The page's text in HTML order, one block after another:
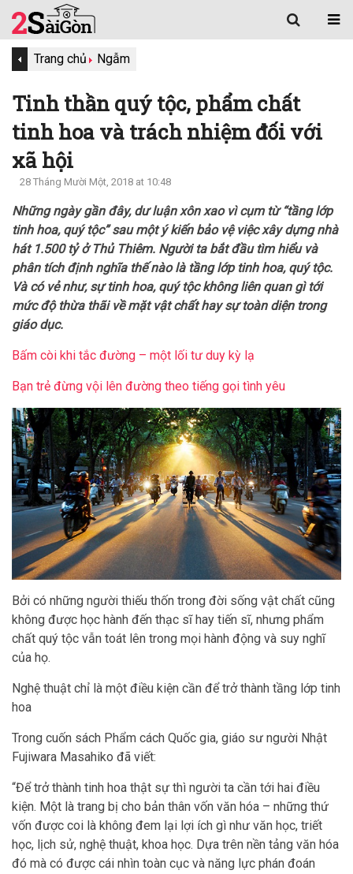
Trang chủ Ngẫm
Tinh thần quý tộc, phẩm chất
tinh hoa và trách nhiệm đối với
xã hội
28 Tháng Mười Một, 2018 at 10:48
Những ngày gần đây, dư luận xôn xao vì cụm từ “tầng lớp
tinh hoa, quý tộc” sau một ý kiến bảo vệ việc xây dựng nhà
hát 1.500 tỷ ở Thủ Thiêm. Người ta bắt đầu tìm hiểu và
phân tích định nghĩa thế nào là tầng lớp tinh hoa, quý tộc.
Và có vẻ như, sự tinh hoa, quý tộc không liên quan gì tới
mức độ thừa thãi về mặt vật chất hay sự toàn diện trong
giáo dục.
Bấm còi khi tắc đường – một lối tư duy kỳ lạ
Bạn trẻ đừng vội lên đường theo tiếng gọi tình yêu
Bởi có những người thiếu thốn trong đời sống vật chất cũng
không được học hành đến thạc sĩ hay tiến sĩ, nhưng phẩm
chất quý tộc vẫn toát lên trong mọi hành động và suy nghĩ
của họ.
Nghệ thuật chỉ là một điều kiện cần để trở thành tầng lớp tinh
hoa
Trong cuốn sách Phẩm cách Quốc gia, giáo sư người Nhật
Fujiwara Masahiko đã viết:
“Để trở thành tinh hoa thật sự thì người ta cần tới hai điều
kiện. Một là trang bị cho bản thân vốn văn hóa – những thứ
vốn được coi là không đem lại lợi ích gì như văn học, triết
học, lịch sử, nghệ thuật, khoa học. Dựa trên nền tảng văn hóa
đó mà có được cái nhìn toàn cục và năng lực phán đoán